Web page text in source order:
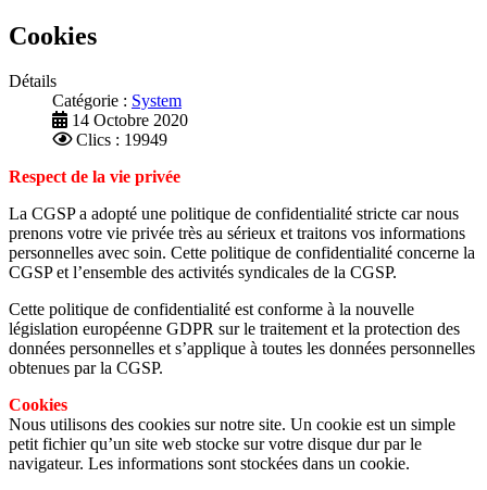
Cookies
Détails
Catégorie : System
14 Octobre 2020
Clics : 19949
Respect de la vie privée
La CGSP a adopté une politique de confidentialité stricte car nous
prenons votre vie privée très au sérieux et traitons vos informations
personnelles avec soin. Cette politique de confidentialité concerne la
CGSP et l’ensemble des activités syndicales de la CGSP.
Cette politique de confidentialité est conforme à la nouvelle
législation européenne GDPR sur le traitement et la protection des
données personnelles et s’applique à toutes les données personnelles
obtenues par la CGSP.
Cookies
Nous utilisons des cookies sur notre site. Un cookie est un simple
petit fichier qu’un site web stocke sur votre disque dur par le
navigateur. Les informations sont stockées dans un cookie.